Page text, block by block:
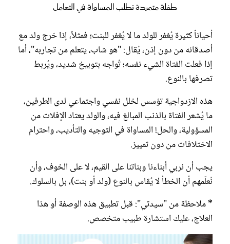
طفلة متمردة تطلب المساواة في التعامل
أحياناً كثيرة يُغفر للولد ما لا يُغفر للبنت؛ فمثلاً، إذا خرج ولد مع
أصدقائه من دون إذن، يُقال: "هو شاب، يتعلم من تجاربه"، أما
إذا فعلت الفتاة الشيء نفسه؛ تُواجه بتوبيخ شديد، ويُربط
تصرفها بالنوع.
هذه الازدواجية تؤسس لخلل نفسي واجتماعي لدى الطرفين،
ما يُشعر الفتاة بالذنب المبالغ فيه، والولد يعتاد الإفلات من
المسؤولية، والحل! المساواة في التوجيه والتأديب، واحترام
الاختلافات من دون تمييز.
يجب أن نربي أبناءنا وبناتنا على القيم، لا على الخوف، وأن
نُعلّمهم أن الخطأ لا يُقاس بالنوع (ولد أو بنت)، بل بالسلوك.
* ملاحظة من "سيدتي": قبل تطبيق هذه الوصفة أو هذا
العلاج، عليك استشارة طبيب متخصص.